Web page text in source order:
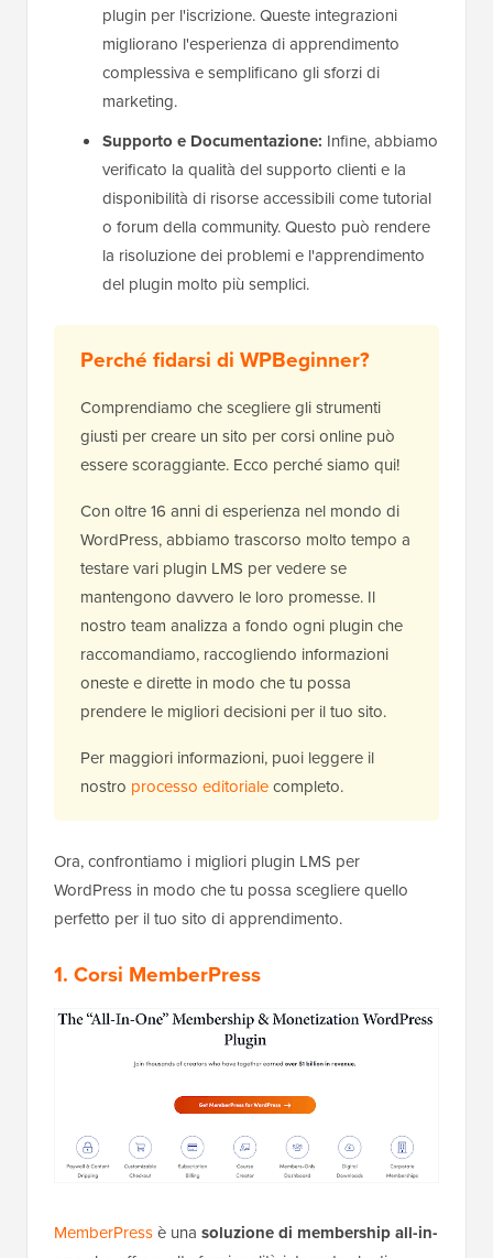
plugin per l'iscrizione. Queste integrazioni
migliorano l'esperienza di apprendimento
complessiva e semplificano gli sforzi di
marketing.
Supporto e Documentazione: Infine, abbiamo
verificato la qualità del supporto clienti e la
disponibilità di risorse accessibili come tutorial
o forum della community. Questo può rendere
la risoluzione dei problemi e l'apprendimento
del plugin molto più semplici.
Perché fidarsi di WPBeginner?
Comprendiamo che scegliere gli strumenti
giusti per creare un sito per corsi online può
essere scoraggiante. Ecco perché siamo qui!
Con oltre 16 anni di esperienza nel mondo di
WordPress, abbiamo trascorso molto tempo a
testare vari plugin LMS per vedere se
mantengono davvero le loro promesse. Il
nostro team analizza a fondo ogni plugin che
raccomandiamo, raccogliendo informazioni
oneste e dirette in modo che tu possa
prendere le migliori decisioni per il tuo sito.
Per maggiori informazioni, puoi leggere il
nostro processo editorialecompleto.
Ora, confrontiamo i migliori plugin LMS per
WordPress in modo che tu possa scegliere quello
perfetto per il tuo sito di apprendimento.
1. Corsi MemberPress
MemberPressè una soluzione di membership all-in-